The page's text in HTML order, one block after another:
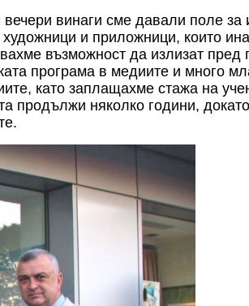
винаги сме давали поле
и приложници, които
възможност да излизат пред
програма в медиите и много
като заплащахме стажа на
продължи няколко години,